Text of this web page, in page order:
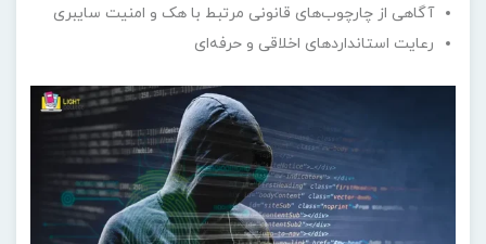
آگاهی از چارچوب‌های قانونی مرتبط با هک و امنیت سایبری
رعایت استانداردهای اخلاقی و حرفه‌ای